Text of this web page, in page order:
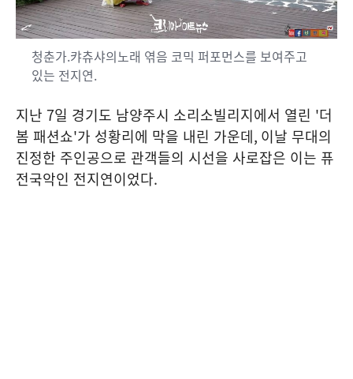
청춘가.캬츄샤의노래 엮음 코믹 퍼포먼스를 보여주고
있는 전지연.
지난 7일 경기도 남양주시 소리소빌리지에서 열린 '더
봄 패션쇼'가 성황리에 막을 내린 가운데, 이날 무대의
진정한 주인공으로 관객들의 시선을 사로잡은 이는 퓨
전국악인 전지연이었다.